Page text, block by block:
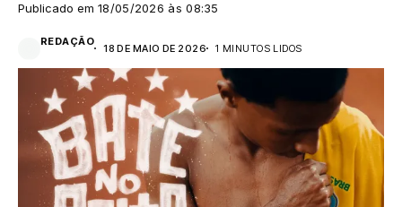
Publicado em 18/05/2026 às 08:35
REDAÇÃO
18 DE MAIO DE 2026 1 MINUTOS LIDOS